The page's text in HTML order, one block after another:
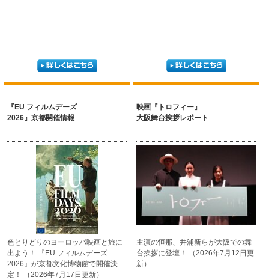
『EU フィルムデーズ
2026』京都開催情報
色とりどりのヨーロッパ映画と旅に
出よう！
『EU フィルムデーズ
2026』が京都文化博物館で開催決
定！
（2026年7月17日更新）
映画『トロフィー』
大阪舞台挨拶レポート
主演の恒那、井浦新らが大阪での舞
台挨拶に登壇！
（2026年7月12日更
新）